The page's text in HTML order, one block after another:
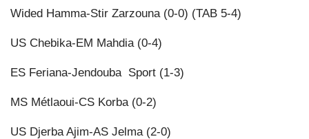
Wided Hamma-Stir Zarzouna (0-0) (TAB 5-4)
US Chebika-EM Mahdia (0-4)
ES Feriana-Jendouba Sport (1-3)
MS Métlaoui-CS Korba (0-2)
US Djerba Ajim-AS Jelma (2-0)